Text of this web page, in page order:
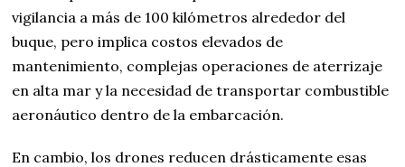
vigilancia a más de 100 kilómetros alrededor del
buque, pero implica costos elevados de
mantenimiento, complejas operaciones de aterrizaje
en alta mar y la necesidad de transportar combustible
aeronáutico dentro de la embarcación.
En cambio, los drones reducen drásticamente esas